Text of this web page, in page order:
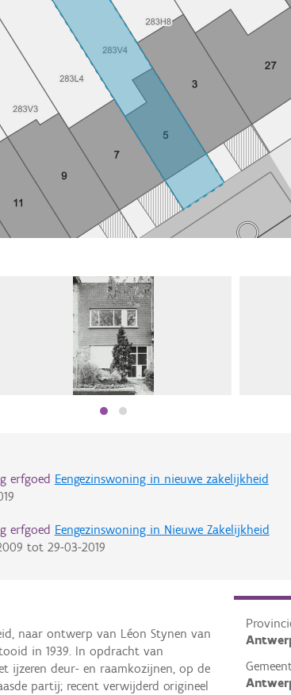
erfgoed Eengezinswoning in nieuwe zakelijkheid
erfgoed Eengezinswoning in Nieuwe Zakelijkheid
tot 29-03-2019
naar ontwerp van Léon Stynen van
in 1939. In opdracht van
ijzeren deur- en raamkozijnen, op de
partij; recent verwijderd origineel